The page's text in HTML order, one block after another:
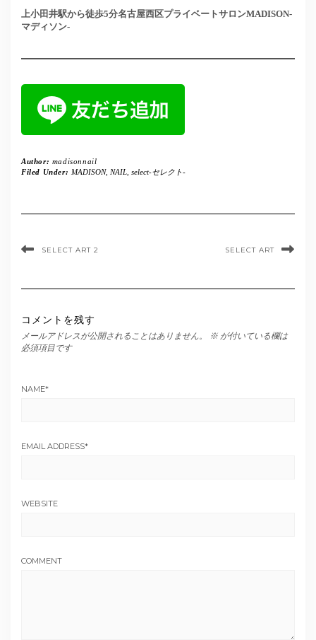
上小田井駅から徒歩5分名古屋西区プライベートサロンMADISON-
マディソン-
Author: madisonnail
Filed Under: MADISON, NAIL, select-セレクト-
SELECT ART 2 SELECT ART
コメントを残す
メールアドレスが公開されることはありません。 ※ が付いている欄は
必須項目です
NAME*
EMAIL ADDRESS*
WEBSITE
COMMENT